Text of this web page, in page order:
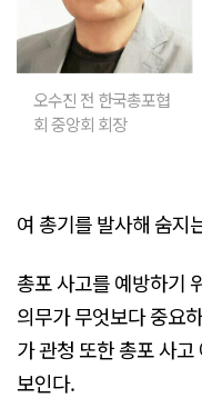
오수진 전 한국총포협
회 중앙회 회장
여 총기를 발사해 숨지
총포 사고를 예방하기
의무가 무엇보다 중요
가 관청 또한 총포 사
보인다.